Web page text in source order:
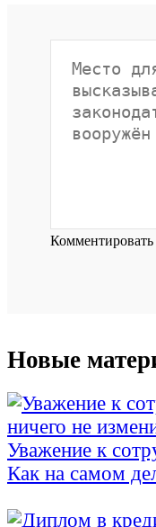
Комментировать
Новые
Уважение к
Как на самом